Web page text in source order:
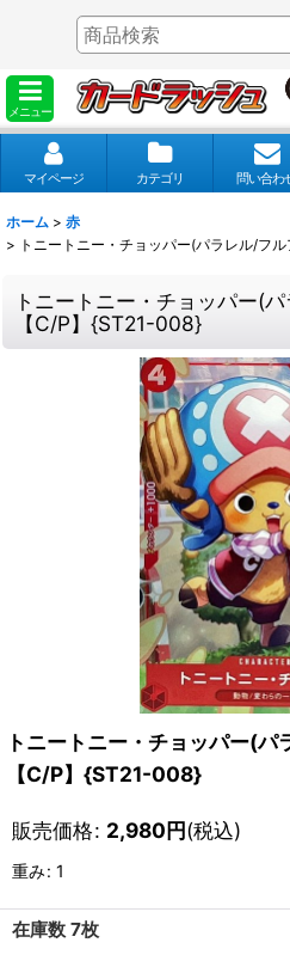
メニュー
マイページ カテゴリ 問い合わ
ホーム > 赤
> トニートニー・チョッパー(パラレル/フ
トニートニー・チョッパー(
【C/P】{ST21-008}
トニートニー・チョッパー(
【C/P】{ST21-008}
販売価格: 2,980円(税込)
重み: 1
在庫数 7枚